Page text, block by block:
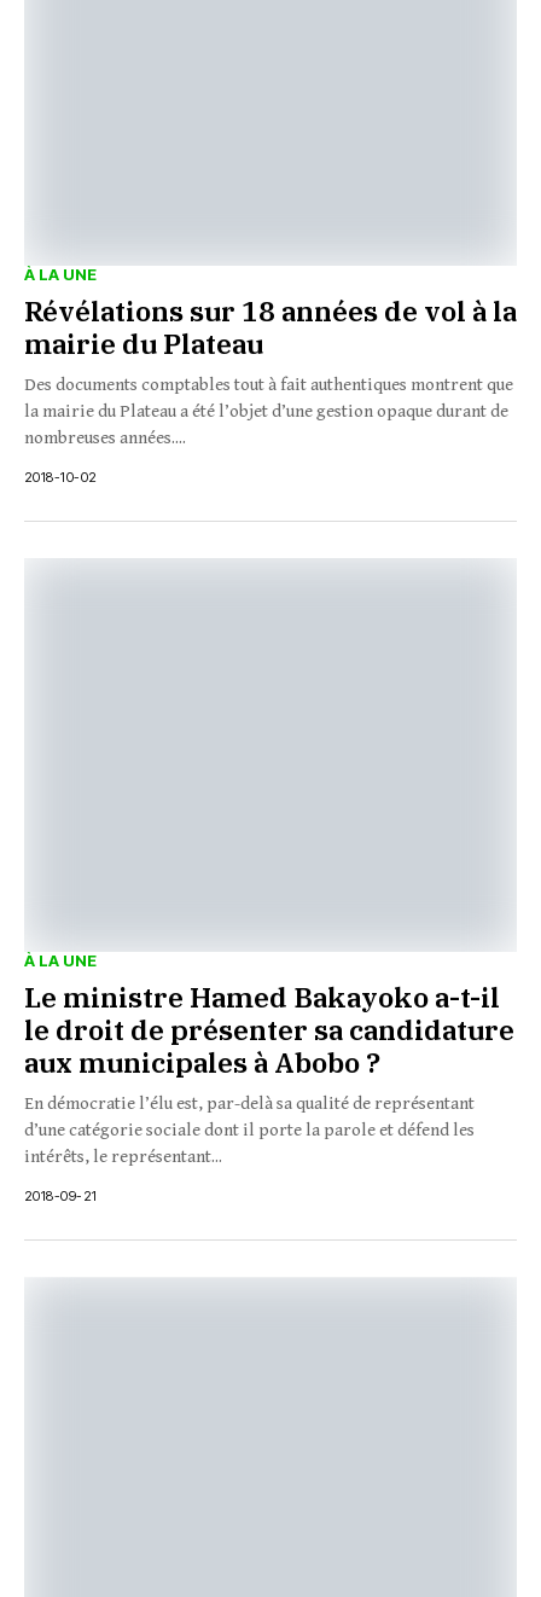
À LA UNE
Révélations sur 18 années de vol à la
mairie du Plateau
Des documents comptables tout à fait authentiques montrent que
la mairie du Plateau a été l’objet d’une gestion opaque durant de
nombreuses années....
2018-10-02
À LA UNE
Le ministre Hamed Bakayoko a-t-il
le droit de présenter sa candidature
aux municipales à Abobo ?
En démocratie l’élu est, par-delà sa qualité de représentant
d’une catégorie sociale dont il porte la parole et défend les
intérêts, le représentant...
2018-09-21